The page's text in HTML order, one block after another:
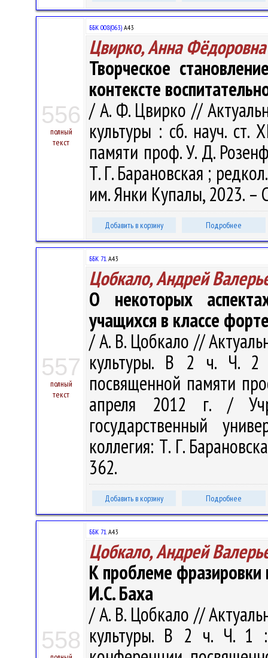
556
полный
текст
ББК 008(063) А43
Цвирко, Анна Фёдоровна
Творческое
контексте
/ А. Ф. Цвирко //
культуры : сб. науч. ст.
памяти проф. У. Д.
Т. Г. Барановская ;
им. Янки Купалы, 2023. –
Добавить в корзину Подробнее
557
полный
текст
ББК 71.А43
Цобкало, Андрей
О некоторых
учащихся в классе
/ А. В. Цобкало //
культуры. В 2 ч. Ч. 2
посвященной памяти
апреля 2012 г. /
государственный
коллегия: Т. Г.
362.
Добавить в корзину Подробнее
558
ББК 71.А43
Цобкало, Андрей
К проблеме фразировки
И.С. Баха
/ А. В. Цобкало //
культуры. В 2 ч. Ч. 1